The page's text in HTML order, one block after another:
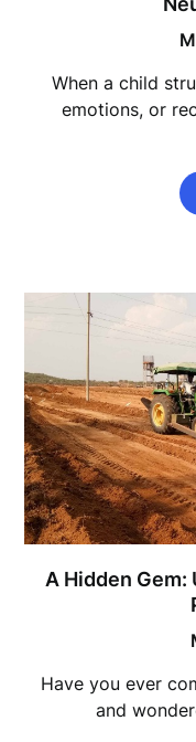
When a child
emotions, or
A Hidden
Have you ever
and